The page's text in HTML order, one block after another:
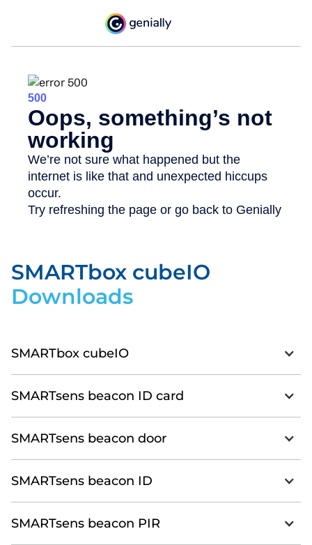
SMARTbox cubeIO
Downloads
SMARTbox cubeIO
SMARTsens beacon ID card
SMARTsens beacon door
SMARTsens beacon ID
SMARTsens beacon PIR